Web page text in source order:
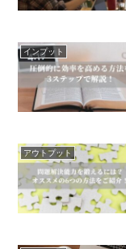
インプット
アウトプット